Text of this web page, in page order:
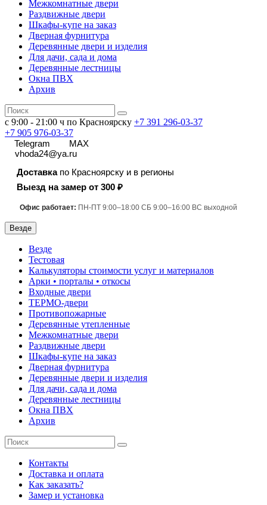
Межкомнатные двери
Раздвижные двери
Шкафы-купе на заказ
Дверная фурнитура
Деревянные двери и изделия
Для дачи, сада и дома
Деревянные лестницы
Окна ПВХ
Архив
с 9:00 - 21:00 ч по Красноярску +7 391 296-03-37
+7 905 976-03-37
Telegram
MAX
vhoda24@ya.ru
Доставкапо Красноярску и в регионы
Выезд на замер от 300 ₽
Офис работает: ПН-ПТ 9:00–18:00 СБ 9:00–16:00 ВС выходной
Везде
Везде
Тестовая
Калькуляторы стоимости услуг и материалов
Арки • порталы • откосы
Входные двери
ТЕРМО-двери
Противопожарные
Деревянные утепленные
Межкомнатные двери
Раздвижные двери
Шкафы-купе на заказ
Дверная фурнитура
Деревянные двери и изделия
Для дачи, сада и дома
Деревянные лестницы
Окна ПВХ
Архив
Контакты
Доставка и оплата
Как заказать?
Замер и установка